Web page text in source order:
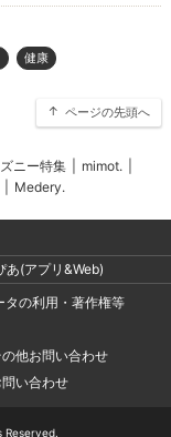
健康
ページの先頭へ
ニー特集 mimot.
Medery.
あ(アプリ&Web)
タの利用・著作権等
他お問い合わせ
い合わせ